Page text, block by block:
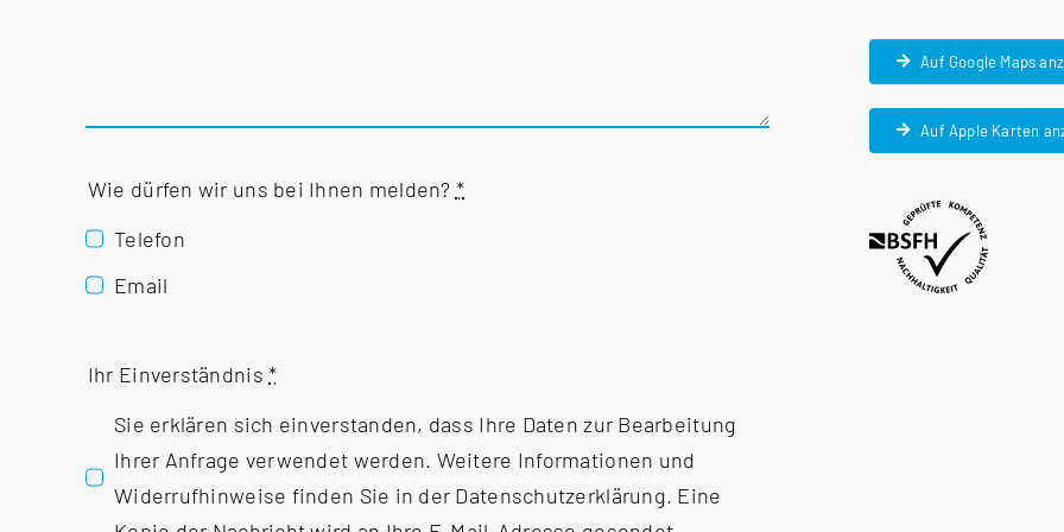
Wie dürfen wir uns bei Ihnen melden? *
Telefon
Email
Ihr Einverständnis*
Sie erklären sich einverstanden, dass Ihre Daten zur Bearbeitung
Ihrer Anfrage verwendet werden. Weitere Informationen und
Widerrufhinweise finden Sie in der Datenschutzerklärung. Eine
Auf Google Maps
Auf Apple Karten